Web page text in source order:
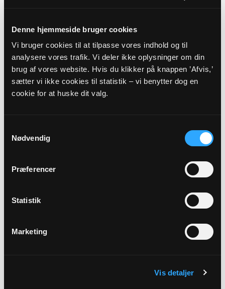
Denne hjemmeside bruger cookies
Vi bruger cookies til at tilpasse vores indhold og til
analysere vores trafik. Vi deler ikke oplysninger om din
brug af vores website. Hvis du klikker på knappen ’Afvis,’
sætter vi ikke cookies til statistik – vi benytter dog en
cookie for at huske dit valg.
Nødvendig
Præferencer
Statistik
Marketing
Vis detaljer
Kirkeværge
Judith Düwel
Viborgvej 16B
7160 Tørring
8003fortrolig@sogn.dk Eller kontakt kirkekontoret